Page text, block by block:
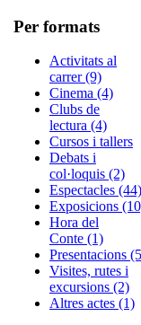
Per formats
Activitats al
carrer (9)
Cinema (4)
Clubs de
lectura (4)
Cursos i tallers
Debats i
col·loquis (2)
Espectacles (44)
Exposicions
Hora del
Conte (1)
Presentacions
Visites, rutes i
excursions (2)
Altres actes (1)